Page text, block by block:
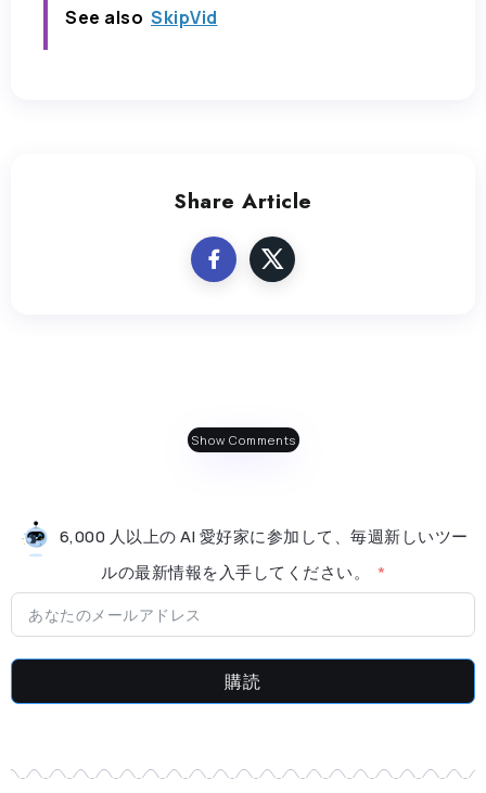
See also SkipVid
Share Article
Show Comments
6,000 人以上の AI 愛好家に参加して、毎週新しいツー
ルの最新情​​報を入手してください。
購読